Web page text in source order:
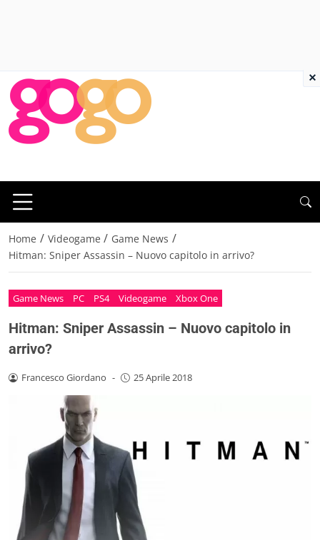
Home / Videogame / Game News /
Hitman: Sniper Assassin – Nuovo capitolo in arrivo?
Game News PC PS4 Videogame Xbox One
Hitman: Sniper Assassin – Nuovo capitolo in
arrivo?
Francesco Giordano - 25 Aprile 2018
×